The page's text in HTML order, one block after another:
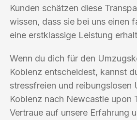
Kunden schätzen diese
wissen, dass sie bei uns einen
eine erstklassige Leistung
Wenn du dich für den
Koblenz entscheidest, kannst
stressfreien und reibungslosen
Koblenz nach Newcastle upon
Vertraue auf unsere Erfahrung